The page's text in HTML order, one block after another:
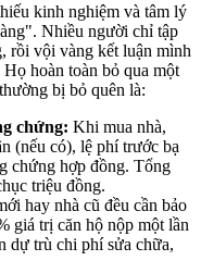
kinh nghiệm và tâm lý
Nhiều người chỉ tập
rồi vội vàng kết luận mình
hoàn toàn bỏ qua một
bị bỏ quên là:
chứng: Khi mua nhà,
(nếu có), lệ phí trước bạ
chứng hợp đồng. Tổng
triệu đồng.
hay nhà cũ đều cần bảo
giá trị căn hộ nộp một lần
dự trù chi phí sửa chữa,